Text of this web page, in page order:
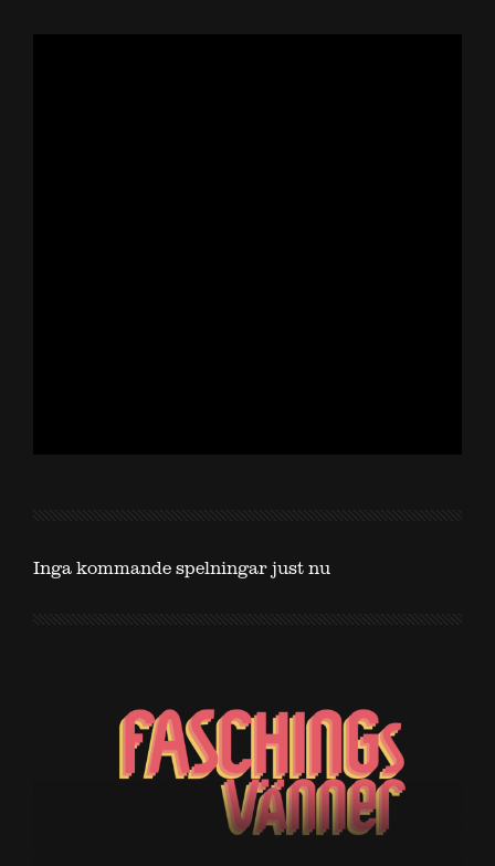
Inga kommande spelningar just nu